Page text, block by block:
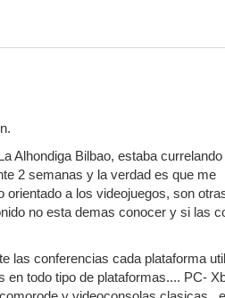
Alhondiga Bilbao, estaba currelando
2 semanas y la verdad es que me
orientado a los videojuegos, son
no esta demas conocer y si las
las conferencias cada plataforma
en todo tipo de plataformas.... PC-